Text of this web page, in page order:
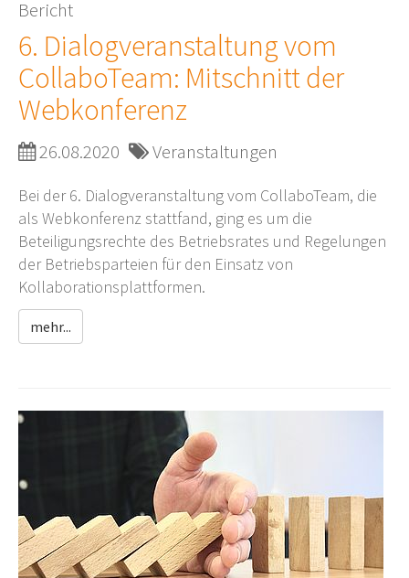
Bericht
6. Dialogveranstaltung vom
CollaboTeam: Mitschnitt der
Webkonferenz
26.08.2020 Veranstaltungen
Bei der 6. Dialogveranstaltung vom CollaboTeam, die
als Webkonferenz stattfand, ging es um die
Beteiligungsrechte des Betriebsrates und Regelungen
der Betriebsparteien für den Einsatz von
Kollaborationsplattformen.
mehr...